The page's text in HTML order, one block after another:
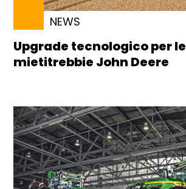
NEWS
Upgrade tecnologico per le
mietitrebbie John Deere